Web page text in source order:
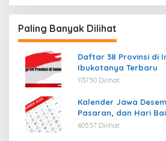
Paling Banyak Dilihat
Daftar 38 Provinsi di
Ibukotanya Terbaru
113750 Dilihat
Kalender Jawa
Pasaran, dan Hari
60557 Dilihat